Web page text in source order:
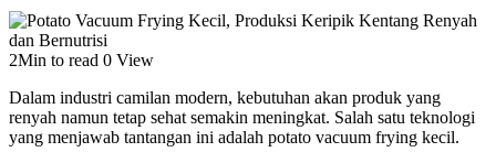
2Min to read 0 View
Dalam industri camilan modern, kebutuhan akan produk yang
renyah namun tetap sehat semakin meningkat. Salah satu teknologi
yang menjawab tantangan ini adalah potato vacuum frying kecil.